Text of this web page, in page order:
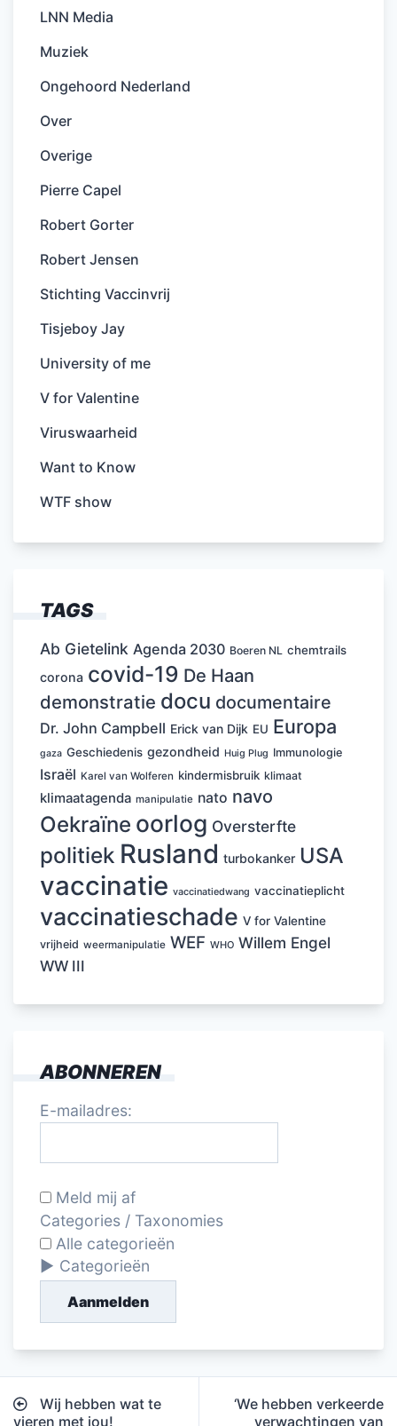
LNN Media
Muziek
Ongehoord Nederland
Over
Overige
Pierre Capel
Robert Gorter
Robert Jensen
Stichting Vaccinvrij
Tisjeboy Jay
University of me
V for Valentine
Viruswaarheid
Want to Know
WTF show
TAGS
Ab Gietelink Agenda 2030 Boeren NL chemtrails
corona covid-19 De Haan
demonstratie docu documentaire
Dr. John Campbell Erick van Dijk EU Europa
gaza Geschiedenis gezondheid Huig Plug Immunologie
Israël Karel van Wolferen kindermisbruik klimaat
klimaatagenda manipulatie nato navo
Oekraïne oorlog Oversterfte
politiek Rusland turbokanker USA
vaccinatie vaccinatiedwang vaccinatieplicht
vaccinatieschade V for Valentine
vrijheid weermanipulatie WEF WHO Willem Engel
WW III
ABONNEREN
E-mailadres:
Meld mij af
Categories / Taxonomies
Alle categorieën
Categorieën
Aanmelden
Bericht
Wij hebben wat te
vieren met jou!
‘We hebben verkeerde
verwachtingen van